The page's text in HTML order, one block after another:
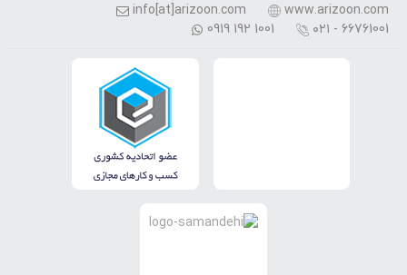
www.arizoon.com
info[at]arizoon.com
۰۲۱ - 66761001
0919 192 1001